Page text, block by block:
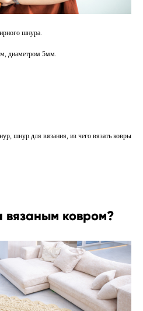
шнура.
диаметром 5мм.
шнур для вязания, из чего вязать ковры
вязаным ковром?